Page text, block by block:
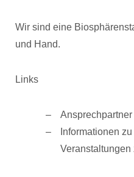
Wir sind eine
und Hand.
Links
Informationen